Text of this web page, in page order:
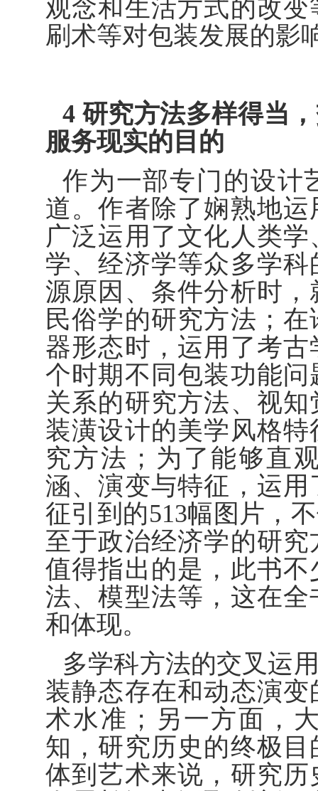
观念和生活方式的改
刷术等对包装发展的影
4 研究方法多样得当
服务现实的目的
作为一部专门的设计
道。作者除了娴熟地
广泛运用了文化人类
学、经济学等众多学
源原因、条件分析时
民俗学的研究方法；
器形态时，运用了考
个时期不同包装功能
关系的研究方法、视
装潢设计的美学风格
究方法；为了能够直
涵、演变与特征，运
征引到的513幅图片，
至于政治经济学的研
值得指出的是，此书
法、模型法等，这在
和体现。
多学科方法的交叉运
装静态存在和动态演
术水准；另一方面，
知，研究历史的终极
体到艺术来说，研究